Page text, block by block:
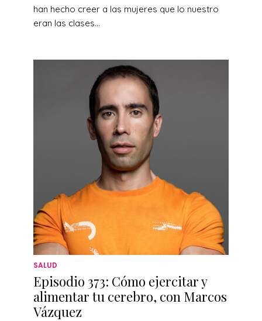
han hecho creer a las mujeres que lo nuestro
eran las clases...
SALUD
Episodio 373: Cómo ejercitar y
alimentar tu cerebro, con Marcos
Vázquez